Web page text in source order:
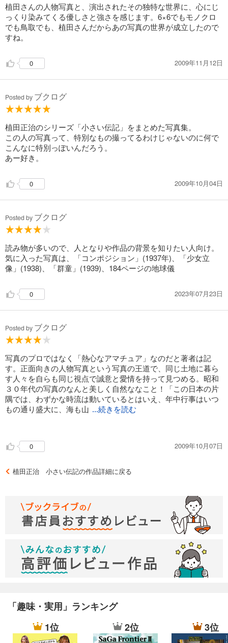
植田さんの人物写真と、演出されたその独特な世界に、心にじ
っくり染みてくる優しさと強さを感じます。6×6でもモノクロ
でも鳥取でも、植田さんだからあの写真の世界が成立したので
すね。
0 2009年11月12日
Posted by ブクログ
植田正治のシリーズ「小さい伝記」をまとめた写真集。
この人の写真って、特別なもの撮ってるわけじゃないのに何で
こんなに特別っぽいんだろう。
あー好き。
0 2009年10月04日
Posted by ブクログ
読み物が多いので、人となりや作品の背景を知りたい人向け。
気に入った写真は、「コンポジション」(1937年)、「少女立
像」(1938)、「群童」(1939)、184ページの地球儀
0 2023年07月23日
Posted by ブクログ
写真のプロではなく「熱心なアマチュア」なのだと著者は記
す。正面向きの人物写真という写真の王道で、同じ土地に暮ら
す人々を自らも同じ視点で誠意と愛情を持って見つめる。昭和
３０年代の写真のなんと美しく自然ななこと！「この日本の片
隅では、わずかな時流は動いているとはいえ、年中行事はいつ
もの通り盛大に、海も山 ...続きを読む
にはそんな時代だった。郷愁がそれらの写真に定着し、こちら
を凝視しているようだ。
0 2009年10月07日
植田正治 小さい伝記の作品詳細に戻る
「趣味・実用」ランキング
1位
2位 3位